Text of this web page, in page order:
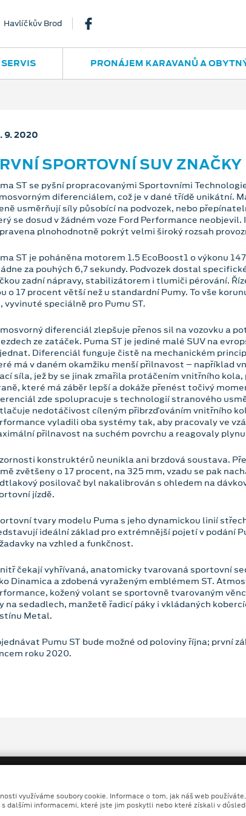
Havlíčkův Brod
SERVIS PRONÁJEM KARAVANŮ A
9. 2020
SPORTOVNÍ SUV ZNAČKY
ST se pyšní propracovanými Sportovními
diferenciálem, což je v dané třídě unikátní.
usměrňují síly působící na podvozek, nebo
se dosud v žádném voze Ford Performance neobjevil.
plnohodnotně pokrýt velmi široký rozsah
ST je poháněna motorem 1.5 EcoBoost1 o výkonu
za pouhých 6,7 sekundy. Podvozek dostal
zadní nápravy, stabilizátorem i tlumiči pérování.
o 17 procent větší než u standardní Pumy. To vše
vyvinuté speciálně pro Pumu ST.
diferenciál zlepšuje přenos sil na vozovku a
ze zatáček. Puma ST je jediné malé SUV na
Diferenciál funguje čistě na mechanickém
má v daném okamžiku menší přilnavost – například
síla, jež by se jinak zmařila protáčením vnitřního kola,
které má záběr lepší a dokáže přenést točivý
zde spolupracuje s technologií stranového
nedotáčivost cíleným přibrzďováním vnitřního
vyladili oba systémy tak, aby pracovaly ve
přilnavost na suchém povrchu a reagovaly
konstruktérů neunikla ani brzdová soustava.
zvětšeny o 17 procent, na 325 mm, vzadu se pak
posilovač byl nakalibrován s ohledem na
jízdě.
tvary modelu Puma s jeho dynamickou linií
ideální základ pro extrémnější pojetí v podání
na vzhled a funkčnost.
čekají vyhřívaná, anatomicky tvarovaná sportovní
Dinamica a zdobená vyraženým emblémem ST.
kožený volant se sportovně tvarovaným
na sedadlech, manžetě řadicí páky i vkládaných
Metal.
Pumu ST bude možné od poloviny října; první
roku 2020.
využíváme soubory cookie. Informace o tom, jak náš web
dalšími informacemi, které jste jim poskytli nebo které získali v